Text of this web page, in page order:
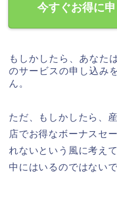
今すぐお得に
もしかしたら、あなた
のサービスの申し込み
ん。
ただ、もしかしたら、
店でお得なボーナスセ
れないという風に考え
中にはいるのではない